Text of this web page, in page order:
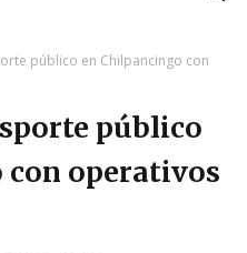
público en Chilpancingo con
público
operativos